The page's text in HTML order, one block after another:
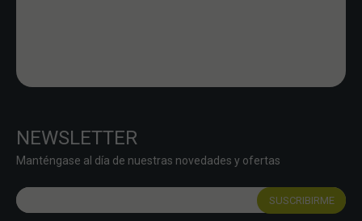
NEWSLETTER
Manténgase al día de nuestras novedades y ofertas